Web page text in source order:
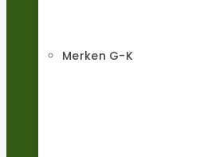
Merken G-K